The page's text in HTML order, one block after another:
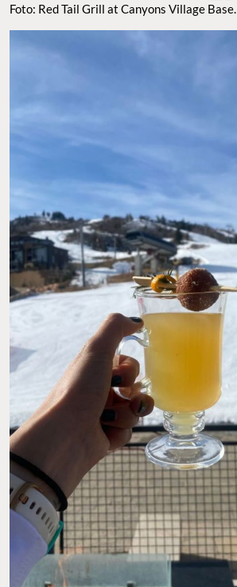
Foto: Red Tail Grill at Canyons Village Base.